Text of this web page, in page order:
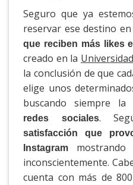
Seguro que ya
reservar ese destino
que reciben más likes
creado en la
la conclusión de que
elige unos
buscando siempre la
redes sociales.
satisfacción que
Instagram
mostrando
inconscientemente.
cuenta con más de